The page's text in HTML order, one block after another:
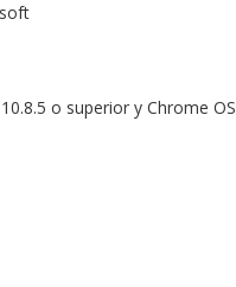
o superior y Chrome OS